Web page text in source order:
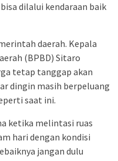
dilalui kendaraan baik
daerah. Kepala
(BPBD) Sitaro
tetap tanggap akan
dingin masih berpeluang
saat ini.
ketika melintasi ruas
hari dengan kondisi
jangan dulu